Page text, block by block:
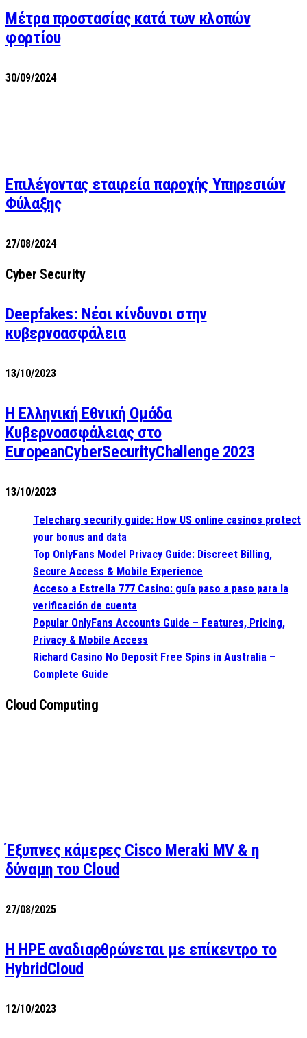
Μέτρα προστασίας κατά των κλοπών
φορτίου
30/09/2024
Επιλέγοντας εταιρεία παροχής Υπηρεσιών
Φύλαξης
27/08/2024
Cyber Security
Deepfakes: Νέοι κίνδυνοι στην
κυβερνοασφάλεια
13/10/2023
Η Ελληνική Εθνική Ομάδα
Κυβερνοασφάλειας στο
EuropeanCyberSecurityChallenge 2023
13/10/2023
Telecharg security guide: How US online casinos protect
your bonus and data
Top OnlyFans Model Privacy Guide: Discreet Billing,
Secure Access & Mobile Experience
Acceso a Estrella 777 Casino: guía paso a paso para la
verificación de cuenta
Popular OnlyFans Accounts Guide – Features, Pricing,
Privacy & Mobile Access
Richard Casino No Deposit Free Spins in Australia –
Complete Guide
Cloud Computing
Έξυπνες κάμερες Cisco Meraki MV & η
δύναμη του Cloud
27/08/2025
H HPE αναδιαρθρώνεται με επίκεντρο το
HybridCloud
12/10/2023